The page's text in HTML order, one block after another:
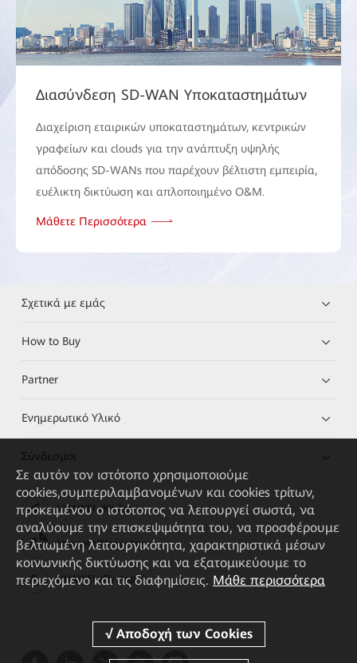
Διασύνδεση SD-WAN Υποκαταστημάτων
Διαχείριση εταιρικών υποκαταστημάτων, κεντρικών
γραφείων και clouds για την ανάπτυξη υψηλής
απόδοσης SD-WANs που παρέχουν βέλτιστη εμπειρία,
ευέλικτη δικτύωση και απλοποιημένο O&M.
Μάθετε Περισσότερα
Σχετικά με εμάς
How to Buy
Partner
Ενημερωτικό Υλικό
Σύνδεσμοι
HUAWEI eKit App
Huawei HiKnow App
HUAWEI eFly App
Σε αυτόν τον ιστότοπο χρησιμοποιούμε
cookies,συμπεριλαμβανομένων και cookies τρίτων,
προκειμένου ο ιστότοπος να λειτουργεί σωστά, να
αναλύουμε την επισκεψιμότητα του, να προσφέρουμε
βελτιωμένη λειτουργικότητα, χαρακτηριστικά μέσων
κοινωνικής δικτύωσης και να εξατομικεύουμε το
περιεχόμενο και τις διαφημίσεις. Μάθε περισσότερα